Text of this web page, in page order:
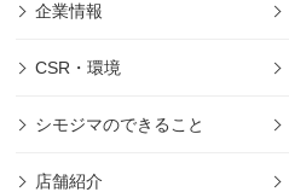
企業情報
CSR・環境
シモジマのできること
店舗紹介